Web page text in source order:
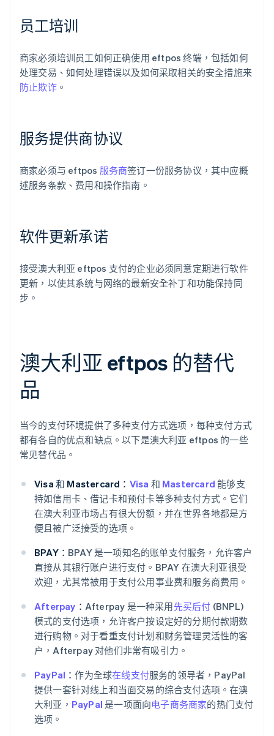
员工培训
商家必须培训员工如何正确使用 eftpos 终端，包括如何
处理交易、如何处理错误以及如何采取相关的安全措施来
防止欺诈。
服务提供商协议
商家必须与 eftpos 服务商签订一份服务协议，其中应概
述服务条款、费用和操作指南。
软件更新承诺
接受澳大利亚 eftpos 支付的企业必须同意定期进行软件
更新，以使其系统与网络的最新安全补丁和功能保持同
步。
澳大利亚 eftpos 的替代
品
当今的支付环境提供了多种支付方式选项，每种支付方式
都有各自的优点和缺点。以下是澳大利亚 eftpos 的一些
常见替代品。
Visa 和 Mastercard： Visa 和 Mastercard 能够支
持如信用卡、借记卡和预付卡等多种支付方式。它们
在澳大利亚市场占有很大份额，并在世界各地都是方
便且被广泛接受的选项。
BPAY： BPAY 是一项知名的账单支付服务，允许客户
直接从其银行账户进行支付。BPAY 在澳大利亚很受
欢迎，尤其常被用于支付公用事业费和服务商费用。
Afterpay ： Afterpay 是一种采用先买后付 (BNPL)
模式的支付选项，允许客户按设定好的分期付款期数
进行购物。对于看重支付计划和财务管理灵活性的客
户，Afterpay 对他们非常有吸引力。
PayPal ：作为全球在线支付服务的领导者，PayPal
提供一套针对线上和当面交易的综合支付选项。在澳
大利亚， PayPal 是一项面向电子商务商家的热门支付
选项。